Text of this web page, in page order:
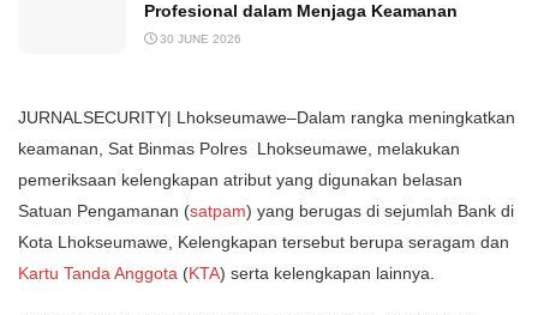
Profesional dalam Menjaga Keamanan
30 JUNE 2026
JURNALSECURITY| Lhokseumawe–Dalam rangka meningkatkan
keamanan, Sat Binmas Polres Lhokseumawe, melakukan
pemeriksaan kelengkapan atribut yang digunakan belasan
Satuan Pengamanan (satpam) yang berugas di sejumlah Bank di
Kota Lhokseumawe, Kelengkapan tersebut berupa seragam dan
Kartu Tanda Anggota (KTA) serta kelengkapan lainnya.